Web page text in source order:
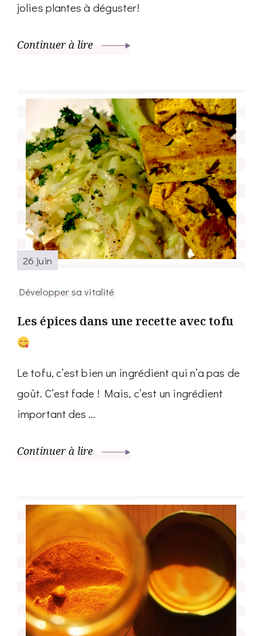
jolies plantes à déguster!
Continuer à lire
26 juin
Développer sa vitalité
Les épices dans une recette avec tofu
Le tofu, c’est bien un ingrédient qui n’a pas de
goût. C’est fade ! Mais, c’est un ingrédient
important des …
Continuer à lire